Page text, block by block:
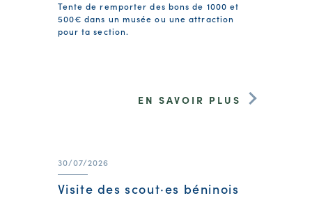
Tente de remporter des bons de 1000 et
500€ dans un musée ou une attraction
pour ta section.
EN SAVOIR PLUS
30/07/2026
Visite des scout·es béninois